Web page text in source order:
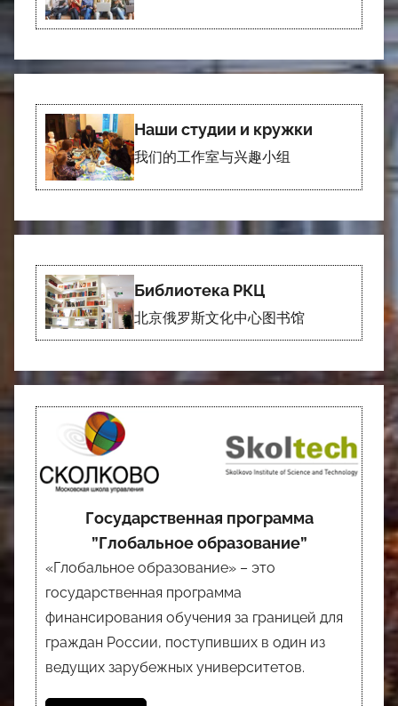
Наши студии и кружки
我们的工作室与兴趣小组
Библиотека РКЦ
北京俄罗斯文化中心图书馆
Государственная программа
”Глобальное образование”
«Глобальное образование» – это
государственная программа
финансирования обучения за границей для
граждан России, поступивших в один из
ведущих зарубежных университетов.